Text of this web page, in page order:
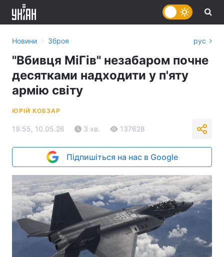
Новини › Зброя рус
"Вбивця МіГів" незабаром почне
десятками надходити у п'яту
армію світу
ЮРІЙ КОБЗАР
19:55, 10.05.26 3 хв. 137628
Підпишіться на нас в Google